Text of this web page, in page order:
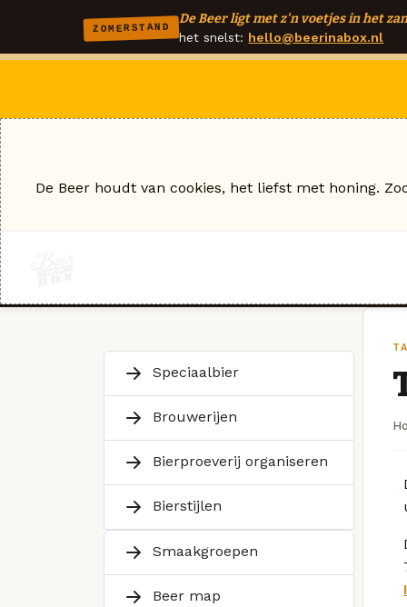
ZOMERSTAND
De Beer ligt met z'n voetjes in het
het snelst: hello@beerinabox.nl
Speciaalbier
Brouwerijen
Bierproeverij organiseren
Bierstijlen
Smaakgroepen
Beer map
De Beer houdt van cookies, het liefst met honing.